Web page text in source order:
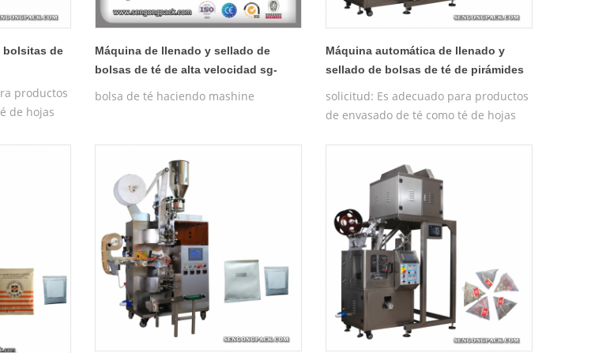
bolsitas de
productos
de hojas
de té
Los
de la
de tela no
de 7
Máquina de llenado y sellado de
bolsas de té de alta velocidad sg-
185g
bolsa de té haciendo mashine
Máquina automática de llenado y
sellado de bolsas de té de pirámides
c20dx (pesadora de 4 cabezales)
solicitud: Es adecuado para productos
de envasado de té como té de hojas
ginseng y otros tipos chinos de té
local, etc. caracteristicas: 1. Los
materiales de empaque factibles de la
máquina de bolsas triangulares son
nylon, materiales de tela no tejida
importados de Japón, que no 7